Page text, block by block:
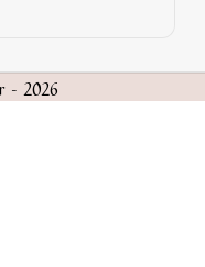
- 2026